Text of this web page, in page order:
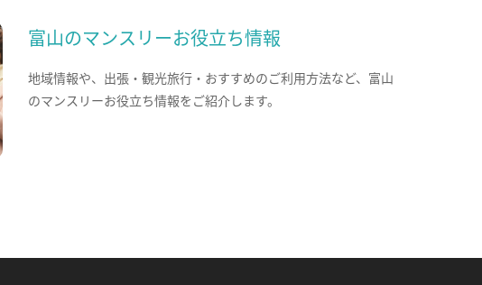
富山のマンスリーお役立ち情報
地域情報や、出張・観光旅行・おすすめのご利用方法など、富山
のマンスリーお役立ち情報をご紹介します。